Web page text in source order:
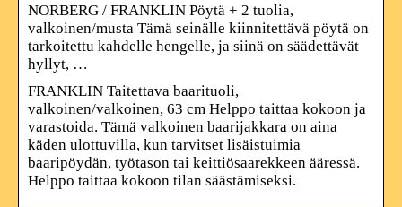
NORBERG / FRANKLIN Pöytä + 2 tuolia,
valkoinen/musta Tämä seinälle kiinnitettävä pöytä on
tarkoitettu kahdelle hengelle, ja siinä on säädettävät
hyllyt, …
FRANKLIN Taitettava baarituoli,
valkoinen/valkoinen, 63 cm Helppo taittaa kokoon ja
varastoida. Tämä valkoinen baarijakkara on aina
käden ulottuvilla, kun tarvitset lisäistuimia
baaripöydän, työtason tai keittiösaarekkeen ääressä.
Helppo taittaa kokoon tilan säästämiseksi.